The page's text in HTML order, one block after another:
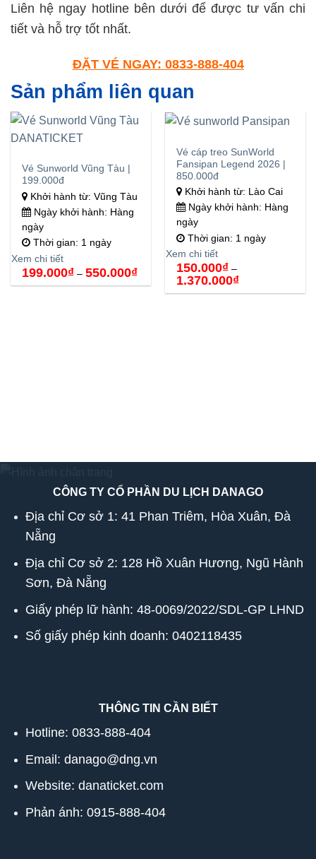
Liên hệ ngay hotline bên dưới để được tư vấn chi
tiết và hỗ trợ tốt nhất.
ĐẶT VÉ NGAY: 0833-888-404
Sản phẩm liên quan
Vé Sunworld Vũng Tàu |
199.000đ
Khởi hành từ: Vũng Tàu
Ngày khởi hành: Hàng
ngày
Thời gian: 1 ngày
Xem chi tiết
199.000₫ – 550.000₫Khoảng
từ
Vé cáp treo SunWorld
Fansipan Legend 2026 |
850.000đ
Khởi hành từ: Lào Cai
Ngày khởi hành: Hàng
ngày
Thời gian: 1 ngày
Xem chi tiết
150.000₫ –
1.370.000₫Khoảng
từ
CÔNG TY CỔ PHẦN DU LỊCH DANAGO
Địa chỉ Cơ sở 1: 41 Phan Triêm, Hòa Xuân, Đà
Nẵng
Địa chỉ Cơ sở 2: 128 Hồ Xuân Hương, Ngũ Hành
Sơn, Đà Nẵng
Giấy phép lữ hành: 48-0069/2022/SDL-GP LHND
Số giấy phép kinh doanh: 0402118435
THÔNG TIN CẦN BIẾT
Hotline: 0833-888-404
Email: danago@dng.vn
Website: danaticket.com
Phản ánh: 0915-888-404